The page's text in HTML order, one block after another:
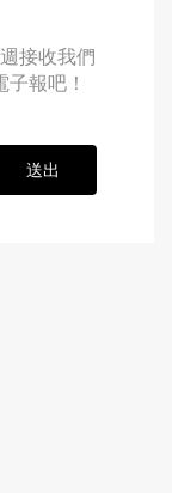
接收我們
報吧！
送出